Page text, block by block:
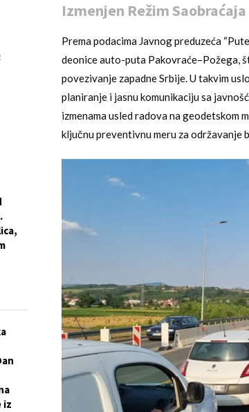
Izmenjen Režim
Prema podacima Javnog preduzeća
deonice auto-puta Pakovraće–Požega,
povezivanje zapadne Srbije. U takvim
planiranje i jasnu komunikaciju sa
izmenama usled radova na
ključnu preventivnu meru za
iz